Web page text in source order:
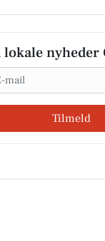
lokale nyheder
Tilmeld